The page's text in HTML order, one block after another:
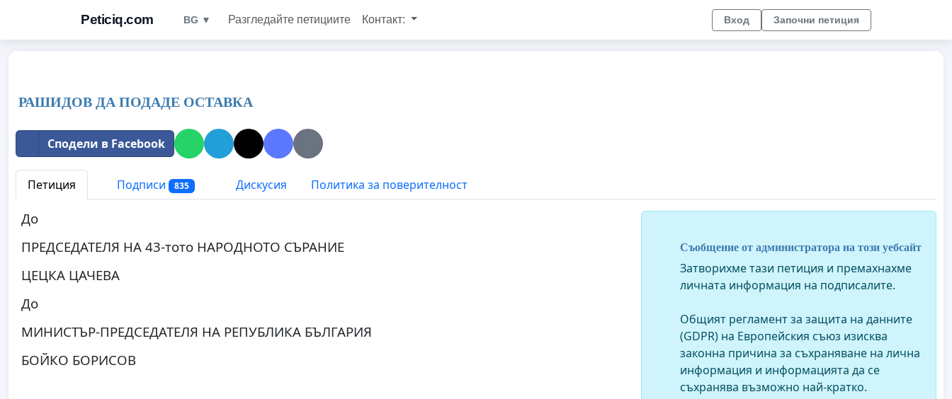
Peticiq.com BG ▼ Разгледайте петициите Контакт: Вход Започни петиция
РАШИДОВ ДА ПОДАДЕ ОСТАВКА
Сподели в Facebook
Петиция Подписи 835 Дискусия Политика за поверителност
До
ПРЕДСЕДАТЕЛЯ НА 43-тото НАРОДНОТО СЪРАНИЕ
ЦЕЦКА ЦАЧЕВА
До
МИНИСТЪР-ПРЕДСЕДАТЕЛЯ НА РЕПУБЛИКА БЪЛГАРИЯ
БОЙКО БОРИСОВ
Съобщение от администратора на този уебсайт
Затворихме тази петиция и премахнахме
личната информация на подписалите.
Общият регламент за защита на данните
(GDPR) на Европейския съюз изисква
законна причина за съхраняване на лична
информация и информацията да се
съхранява възможно най-кратко.